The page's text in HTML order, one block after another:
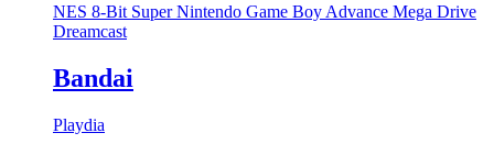
NES 8-Bit Super Nintendo Game Boy Advance Mega Drive
Dreamcast
Bandai
Playdia